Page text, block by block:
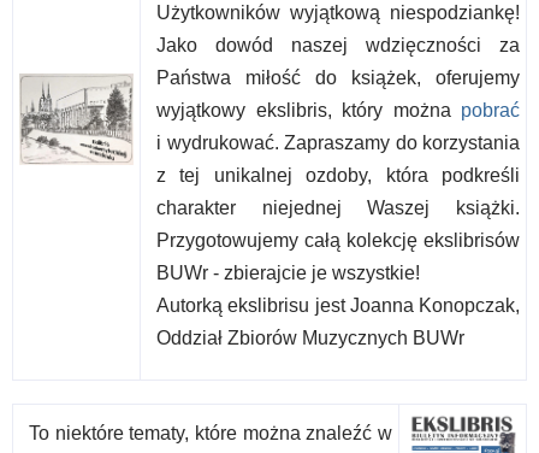
Użytkowników wyjątkową niespodziankę!
Jako dowód naszej wdzięczności za
Państwa miłość do książek, oferujemy
wyjątkowy ekslibris, który można pobrać
i wydrukować. Zapraszamy do korzystania
z tej unikalnej ozdoby, która podkreśli
charakter niejednej Waszej książki.
Przygotowujemy całą kolekcję ekslibrisów
BUWr - zbierajcie je wszystkie!
Autorką ekslibrisu jest Joanna Konopczak,
Oddział Zbiorów Muzycznych BUWr
To niektóre tematy, które można znaleźć w